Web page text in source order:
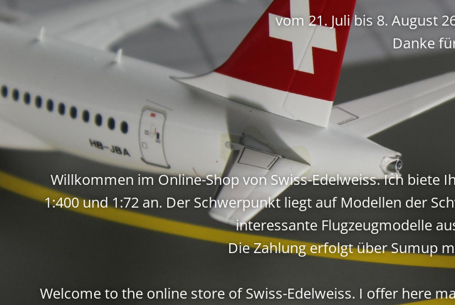
vom 21. Juli bis 8. August
Danke
Willkommen im Online-Shop von Swiss-Edelweiss. Ich
1:400 und 1:72 an. Der Schwerpunkt liegt auf Modellen der
interessante Flugzeugmodelle
Die Zahlung erfolgt über Sumup
Welcome to the online store of Swiss-Edelweiss. I offer here